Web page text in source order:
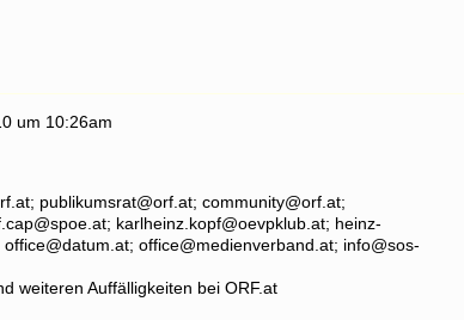
um 10:26am
publikumsrat@orf.at; community@orf.at;
karlheinz.kopf@oevpklub.at; heinz-
office@medienverband.at; info@sos-
weiteren Auffälligkeiten bei ORF.at